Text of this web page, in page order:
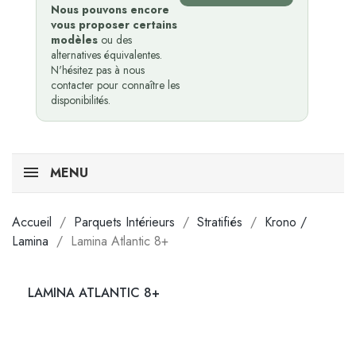
Nous pouvons encore
vous proposer certains
modèles ou des
alternatives équivalentes.
N'hésitez pas à nous
contacter pour connaître les
disponibilités.
MENU
Accueil Parquets Intérieurs Stratifiés
Krono /
Lamina
Lamina Atlantic 8+
LAMINA ATLANTIC 8+